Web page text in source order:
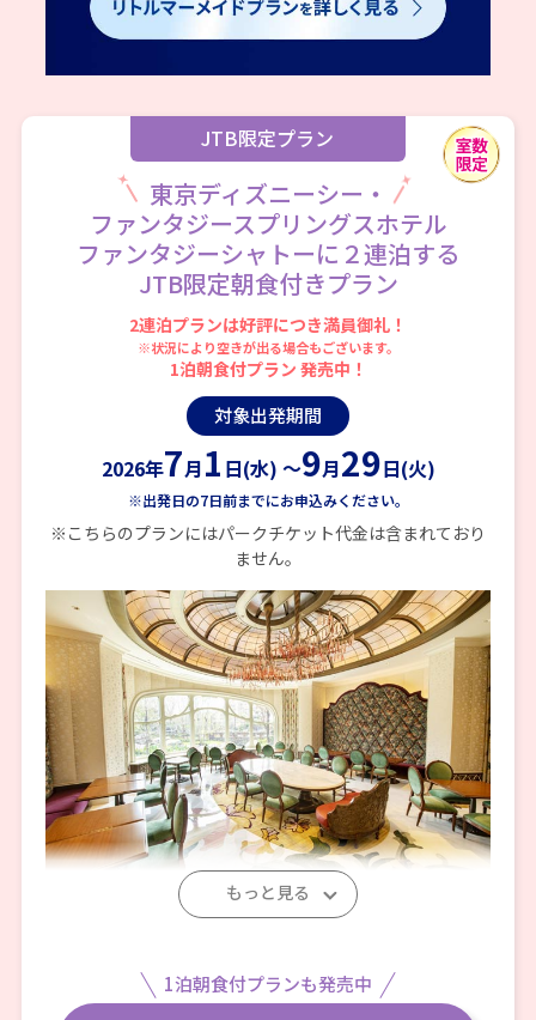
JTB限定プラン
東京ディズニーシー・
ファンタジースプリングスホテル
ファンタジーシャトーに２連泊する
JTB限定朝食付きプラン
2連泊プランは好評につき満員御礼！
※状況により空きが出る場合もございます。
1泊朝食付プラン 発売中！
対象出発期間
2026年7月1 日(水) ～9月29日(火)
※出発日の7日前までにお申込みください。
※こちらのプランにはパークチケット代金は含まれており
ません。
オールデイ・ダイニング
ファンタジースプリングス・レストラン
もっと見る
1泊朝食付プランも発売中